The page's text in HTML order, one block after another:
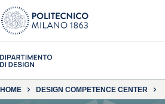
HOME DESIGN COMPETENCE CENTER